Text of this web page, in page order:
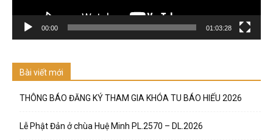
00:00 01:03:28
Bài viết mới
THÔNG BÁO ĐĂNG KÝ THAM GIA KHÓA TU BÁO HIẾU 2026
Lễ Phật Đản ở chùa Huệ Minh PL.2570 – DL.2026